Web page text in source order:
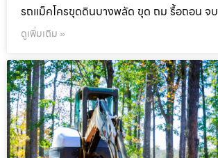
รถแม็คโครขุดดินบางพลัด ขุด ถม รื้อถอน จบ
ดูเพิ่มเติม »